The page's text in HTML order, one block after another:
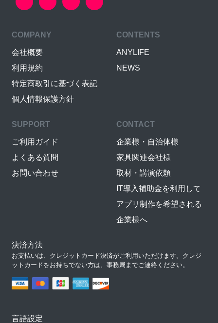
COMPANY
会社概要
利用規約
特定商取引に基づく表記
個人情報保護方針
CONTENTS
ANYLIFE
NEWS
SUPPORT
ご利用ガイド
よくある質問
お問い合わせ
CONTACT
企業様・自治体様
家具関連会社様
取材・講演依頼
IT導入補助金を利用して
アプリ制作を希望される
企業様へ
決済方法
お支払いは、クレジットカード決済がご利用いただけます。クレジ
ットカードをお持ちでない方は、事務局までご連絡ください。
言語設定